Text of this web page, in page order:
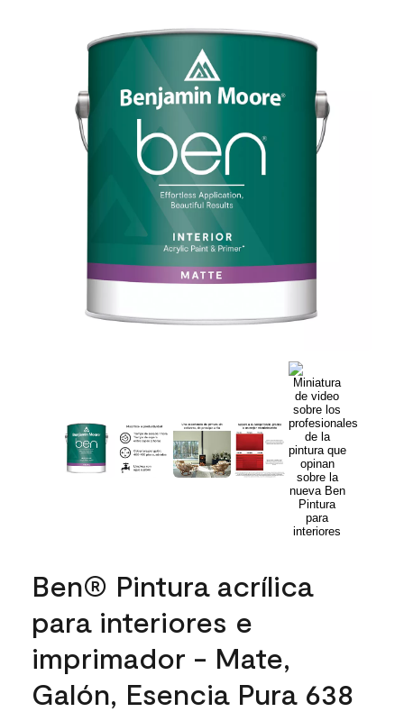
Ben® Pintura acrílica
para interiores e
imprimador - Mate,
Galón, Esencia Pura 638